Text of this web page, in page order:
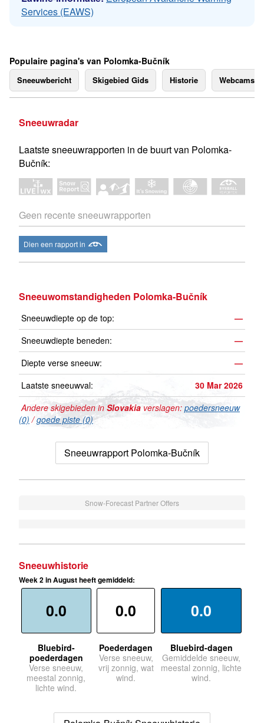
Services (EAWS)
Populaire pagina's van Polomka-Bučník
Sneeuwbericht Skigebied Gids Historie Webcams
Sneeuwradar
Laatste sneeuwrapporten in de buurt van Polomka-
Bučník:
Geen recente sneeuwrapporten
Dien een rapport in
Sneeuwomstandigheden Polomka-Bučník
Sneeuwdiepte op de top:
—
Sneeuwdiepte beneden:
—
Diepte verse sneeuw:
—
Laatste sneeuwval:
30 Mar 2026
Andere skigebieden in Slovakia verslagen: poedersneeuw
(0) /goede piste (0)
Sneeuwrapport Polomka-Bučník
Snow-Forecast Partner Offers
Sneeuwhistorie
Week 2 in August heeft gemiddeld:
0.0
Bluebird-
poederdagen
Verse sneeuw,
meestal zonnig,
lichte wind.
0.0
Poederdagen
Verse sneeuw,
vrij zonnig, wat
wind.
0.0
Bluebird-dagen
Gemiddelde sneeuw,
meestal zonnig, lichte
wind.